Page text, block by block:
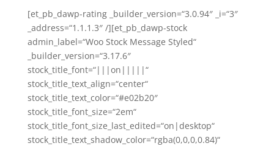
[et_pb_dawp-rating _builder_version=“3.0.94″ _i=“3″
_address=“1.1.1.3″ /][et_pb_dawp-stock
admin_label=“Woo Stock Message Styled“
_builder_version=“3.17.6″
stock_title_font=“|||on|||||“
stock_title_text_align=“center“
stock_title_text_color=“#e02b20″
stock_title_font_size=“2em“
stock_title_font_size_last_edited=“on|desktop“
stock_title_text_shadow_color=“rgba(0,0,0,0.84)“